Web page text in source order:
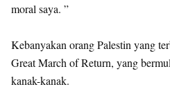
moral saya. ”
Kebanyakan orang Palestin yang
Great March of Return, yang
kanak-kanak.